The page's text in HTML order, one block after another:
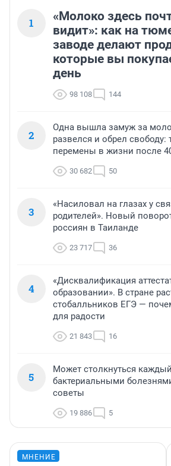
1
«Молоко здесь
видит»: как на
заводе делают
которые вы
день
98 108 144
2
Одна вышла замуж за
развелся и обрел
перемены в жизни после
30 682 50
3
«Насиловал на глазах у
родителей». Новый
россиян в Таиланде
23 717 36
4
«Дисквалификация
образовании». В стране
стобалльников ЕГЭ —
для радости
21 843 16
5
Может столкнуться
бактериальными
советы
19 886 5
МНЕНИЕ